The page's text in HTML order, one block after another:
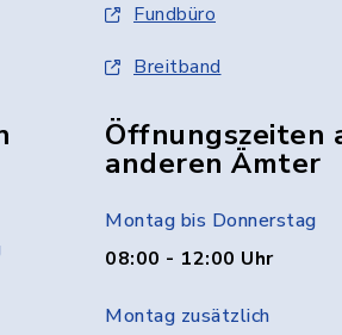
Fundbüro
Breitband
Öffnungszeiten
anderen Ämter
Montag bis Donnerstag
08:00 - 12:00 Uhr
Montag zusätzlich